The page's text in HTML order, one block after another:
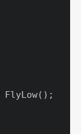
FlyLow();